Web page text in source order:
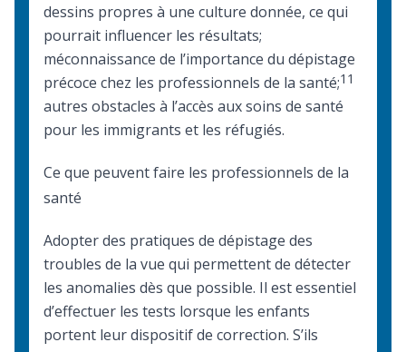
dessins propres à une culture donnée, ce qui
pourrait influencer les résultats;
méconnaissance de l’importance du dépistage
précoce chez les professionnels de la santé;11
autres obstacles à l’accès aux soins de santé
pour les immigrants et les réfugiés.
Ce que peuvent faire les professionnels de la
santé
Adopter des pratiques de dépistage des
troubles de la vue qui permettent de détecter
les anomalies dès que possible. Il est essentiel
d’effectuer les tests lorsque les enfants
portent leur dispositif de correction. S’ils